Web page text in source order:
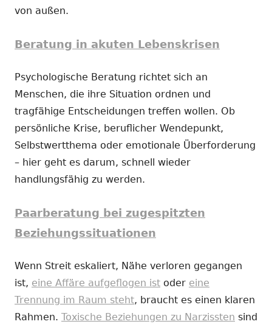
von außen.
Beratung in akuten Lebenskrisen
Psychologische Beratung richtet sich an
Menschen, die ihre Situation ordnen und
tragfähige Entscheidungen treffen wollen. Ob
persönliche Krise, beruflicher Wendepunkt,
Selbstwertthema oder emotionale Überforderung
– hier geht es darum, schnell wieder
handlungsfähig zu werden.
Paarberatung bei zugespitzten
Beziehungssituationen
Wenn Streit eskaliert, Nähe verloren gegangen
ist, eine Affäre aufgeflogen ist oder eine
Trennung im Raum steht, braucht es einen klaren
Rahmen. Toxische Beziehungen zu Narzissten sind